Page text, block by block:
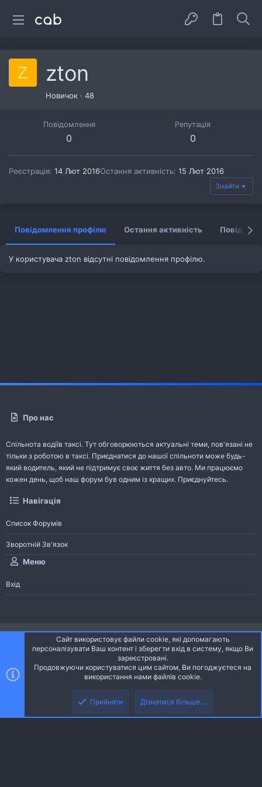
Z zton
Новичок · 48
Повідомлення
0
Репутація
0
Реєстрація 14 Лют 2016Остання активність 15 Лют 2016
Знайти
Повідомлення профілю Остання активність
У користувача zton відсутні повідомлення профілю.
Про нас
Спільнота водіїв таксі. Тут обговорюються актуальні теми, пов'язані не
тільки з роботою в таксі. Приєднатися до нашої спільноти може будь-
який водитель, який не підтримує своє життя без авто. Ми працюємо
кожен день, щоб наш форум був одним із кращих. Приєднуйтесь.
Навігація
Список Форумів
Зворотній Зв'язок
Меню
Вхід
Ніч
Українська (UA)
S
Community platform by XenForo® © 2010-2026 XenForo Ltd.
Community platform by XenForo © 2010-2022 XenForo Ltd. | dev: Pages
Сайт використовує файли cookie, які допомагають
персоналізувати Ваш контент і зберегти вхід в систему, якщо Ви
зареєстровані.
Продовжуючи користуватися цим сайтом, Ви погоджуєтеся на
використання нами файлів cookie.
Прийняти Дізнатися більше....